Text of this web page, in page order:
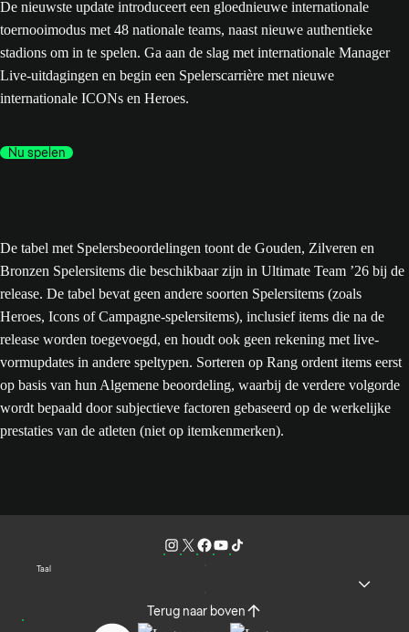
De nieuwste update introduceert een gloednieuwe internationale
toernooimodus met 48 nationale teams, naast nieuwe authentieke
stadions om in te spelen. Ga aan de slag met internationale Manager
Live-uitdagingen en begin een Spelerscarrière met nieuwe
internationale ICONs en Heroes.
Nu spelen
De tabel met Spelersbeoordelingen toont de Gouden, Zilveren en
Bronzen Spelersitems die beschikbaar zijn in Ultimate Team ’26 bij de
release. De tabel bevat geen andere soorten Spelersitems (zoals
Heroes, Icons of Campagne-spelersitems), inclusief items die na de
release worden toegevoegd, en houdt ook geen rekening met live-
vormupdates in andere speltypen. Sorteren op Rang ordent items eerst
op basis van hun Algemene beoordeling, waarbij de verdere volgorde
wordt bepaald door subjectieve factoren gebaseerd op de werkelijke
prestaties van de atleten (niet op itemkenmerken).
Taal
Terug naar boven